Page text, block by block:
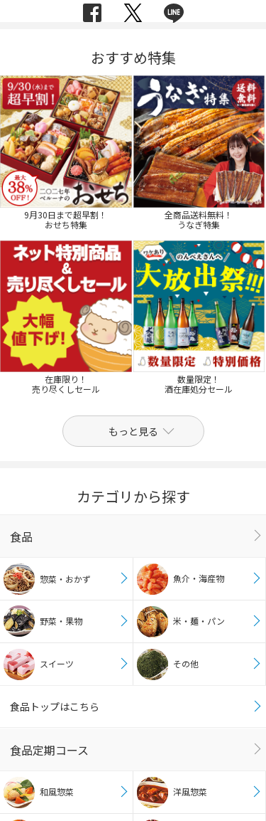
おすすめ特集
9月30日まで超早割！
おせち特集
全商品送料無料！
うなぎ特集
在庫限り！
売り尽くしセール
数量限定！
酒在庫処分セール
もっと見る
カテゴリから探す
食品
惣菜・おかず 魚介・海産物
野菜・果物 米・麺・パン
スイーツ その他
食品トップはこちら
食品定期コース
和風惣菜 洋風惣菜